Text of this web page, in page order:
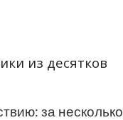
из десятков
за несколько